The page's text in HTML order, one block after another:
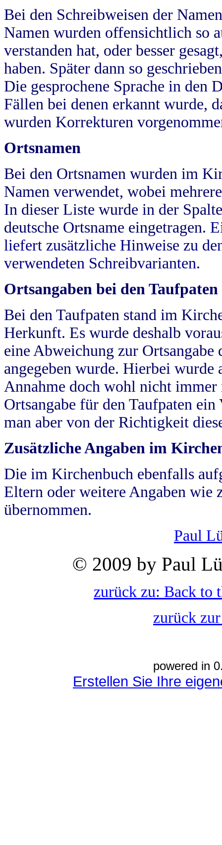
Bei den Schreibweisen der
Namen wurden offensichtlich so
verstanden hat, oder besser
haben. Später dann so
Die gesprochene Sprache in
Fällen bei denen erkannt wurde,
wurden Korrekturen
Ortsnamen
Bei den Ortsnamen wurden im
Namen verwendet, wobei
In dieser Liste wurde in der
deutsche Ortsname eingetragen.
liefert zusätzliche Hinweise zu
verwendeten Schreibvarianten.
Ortsangaben bei den Taufpaten
Bei den Taufpaten stand im
Herkunft. Es wurde deshalb
eine Abweichung zur
angegeben wurde. Hierbei wurde
Annahme doch wohl nicht
Ortsangabe für den Taufpaten
man aber von der Richtigkeit
Zusätzliche Angaben im
Die im Kirchenbuch ebenfalls
Eltern oder weitere Angaben wie
übernommen.
Paul
© 2009 by Paul
zurück zu: Back to
zurück
powered in
Erstellen Sie Ihre